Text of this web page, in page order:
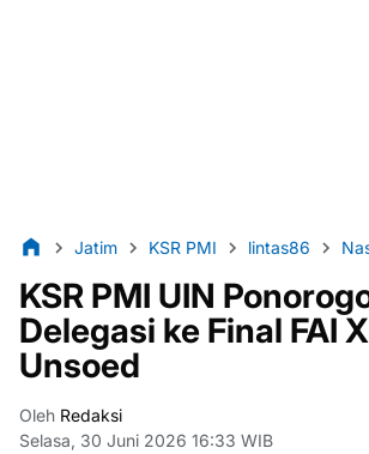
Jatim KSR PMI lintas86
KSR PMI UIN
Delegasi ke Final FAI
Unsoed
Oleh Redaksi
Selasa, 30 Juni 2026 16:33 WIB